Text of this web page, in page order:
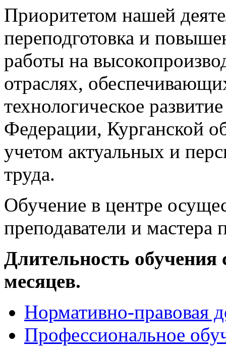
Приоритетом нашей
переподготовка и
работы на
отраслях,
технологическое
Федерации, Курганской
учетом актуальных и
труда.
Обучение в центре
преподаватели и мастера
Длительность обучения
месяцев.
Нормативно-правовая
Профессиональное